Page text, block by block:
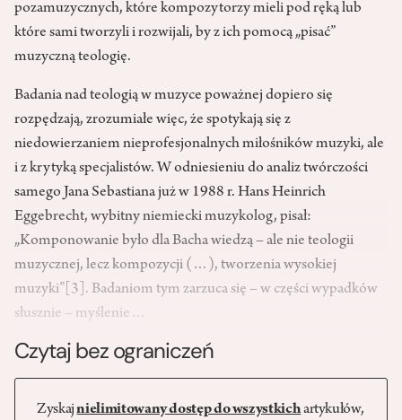
pozamuzycznych, które kompozytorzy mieli pod ręką lub
które sami tworzyli i rozwijali, by z ich pomocą „pisać”
muzyczną teologię.
Badania nad teologią w muzyce poważnej dopiero się
rozpędzają, zrozumiałe więc, że spotykają się z
niedowierzaniem nieprofesjonalnych miłośników muzyki, ale
i z krytyką specjalistów. W odniesieniu do analiz twórczości
samego Jana Sebastiana już w 1988 r. Hans Heinrich
Eggebrecht, wybitny niemiecki muzykolog, pisał:
„Komponowanie było dla Bacha wiedzą – ale nie teologii
muzycznej, lecz kompozycji (…), tworzenia wysokiej
muzyki” [3] . Badaniom tym zarzuca się – w części wypadków
słusznie – myślenie…
Czytaj bez ograniczeń
Zyskajnielimitowany dostęp do wszystkichartykułów,